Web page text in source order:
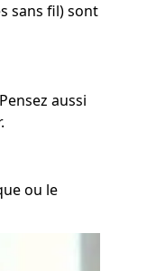
sans fil) sont
aussi
ou le